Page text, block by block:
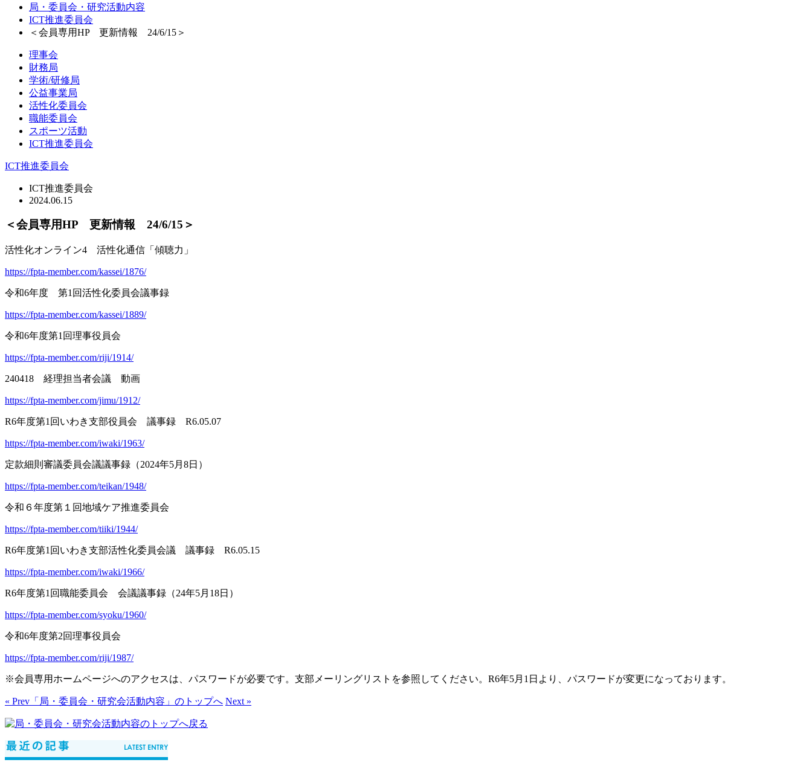
局・委員会・研究活動内容
ICT推進委員会
＜会員専用HP 更新情報 24/6/15＞
理事会
財務局
学術/研修局
公益事業局
活性化委員会
職能委員会
スポーツ活動
ICT推進委員会
ICT推進委員会
ICT推進委員会
2024.06.15
＜会員専用HP 更新情報 24/6/15＞
活性化オンライン4 活性化通信「傾聴力」
https://fpta-member.com/kassei/1876/
令和6年度 第1回活性化委員会議事録
https://fpta-member.com/kassei/1889/
令和6年度第1回理事役員会
https://fpta-member.com/riji/1914/
240418 経理担当者会議 動画
https://fpta-member.com/jimu/1912/
R6年度第1回いわき支部役員会 議事録 R6.05.07
https://fpta-member.com/iwaki/1963/
定款細則審議委員会議議事録（2024年5月8日）
https://fpta-member.com/teikan/1948/
令和６年度第１回地域ケア推進委員会
https://fpta-member.com/tiiki/1944/
R6年度第1回いわき支部活性化委員会議 議事録 R6.05.15
https://fpta-member.com/iwaki/1966/
R6年度第1回職能委員会 会議議事録（24年5月18日）
https://fpta-member.com/syoku/1960/
令和6年度第2回理事役員会
https://fpta-member.com/riji/1987/
※会員専用ホームページへのアクセスは、パスワードが必要です。支部メーリングリストを参照してください。R6年5月1日より、パスワードが変更になっております。
« Prev 「局・委員会・研究会活動内容」のトップへ Next »